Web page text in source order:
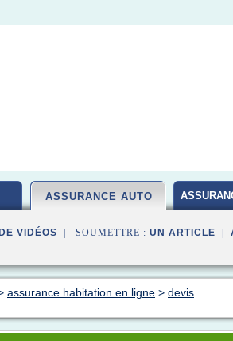
ASSURANCE AUTO
VIDÉOS | SOUMETTRE : UN ARTICLE
assurance habitation en ligne > devis